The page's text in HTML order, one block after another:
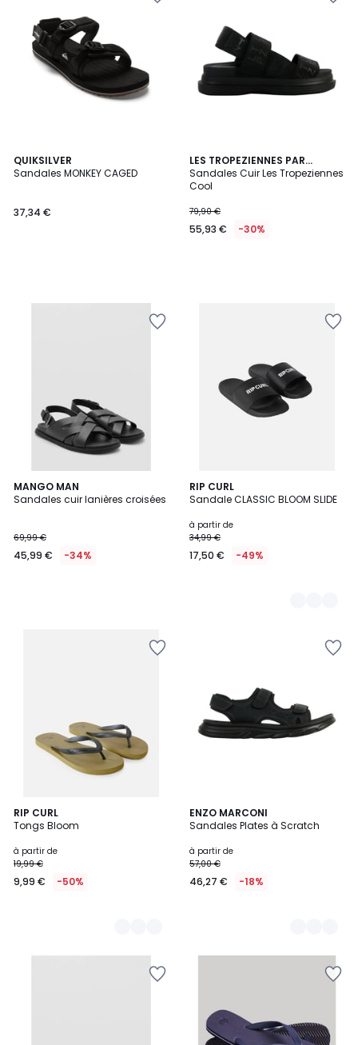
QUIKSILVER
Sandales MONKEY CAGED
37,34 €
LES TROPEZIENNES PAR
M.BELARBI
Sandales Cuir Les Tropeziennes
Cool
79,90 €
55,93 € -30%
MANGO MAN
Sandales cuir lanières croisées
69,99 €
45,99 € -34%
RIP CURL
Sandale CLASSIC BLOOM SLIDE
à partir de
34,99 €
17,50 € -49%
3
Couleurs
RIP CURL
Tongs Bloom
à partir de
19,99 €
9,99 € -50%
5
Couleurs
ENZO MARCONI
Sandales Plates à Scratch
à partir de
57,00 €
46,27 € -18%
2
Couleurs